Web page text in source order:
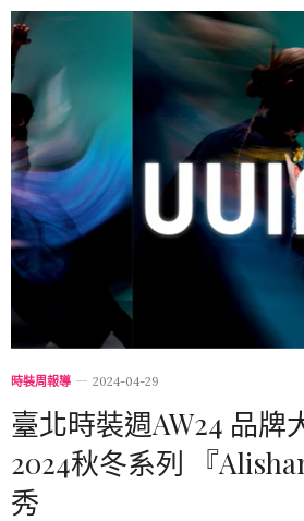
時裝周報導 2024-04-29
臺北時裝週AW24 品牌
2024秋冬系列 『
秀